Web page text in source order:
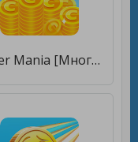
Dozer Mania [Много монет]